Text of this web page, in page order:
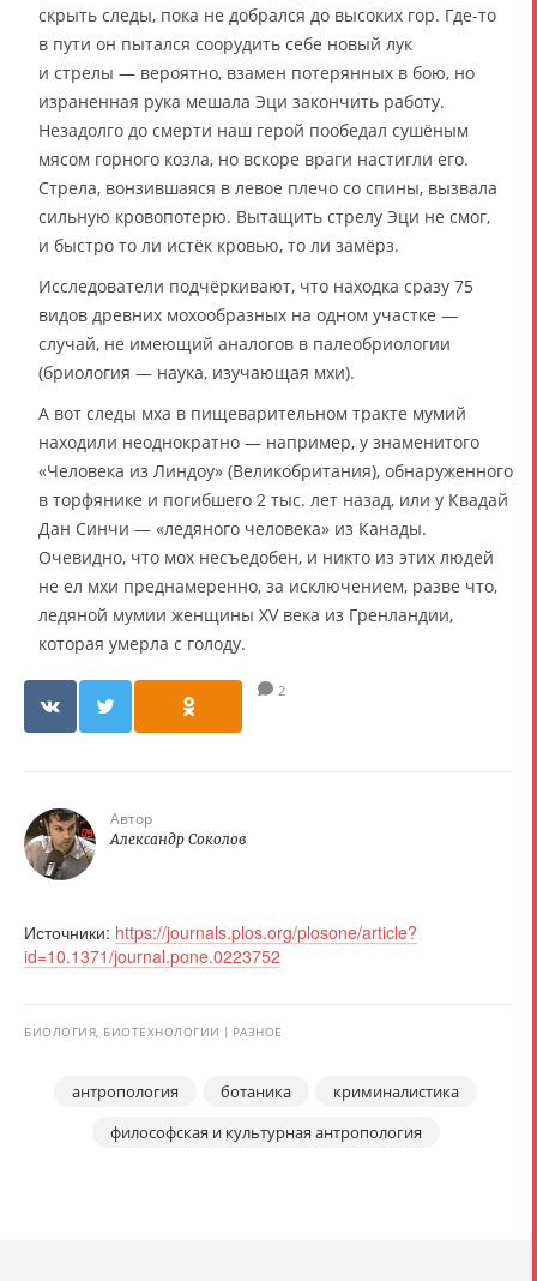
скрыть следы, пока не добрался до высоких гор. Где-то
в пути он пытался соорудить себе новый лук
и стрелы — вероятно, взамен потерянных в бою, но
израненная рука мешала Эци закончить работу.
Незадолго до смерти наш герой пообедал сушёным
мясом горного козла, но вскоре враги настигли его.
Стрела, вонзившаяся в левое плечо со спины, вызвала
сильную кровопотерю. Вытащить стрелу Эци не смог,
и быстро то ли истёк кровью, то ли замёрз.
Исследователи подчёркивают, что находка сразу 75
видов древних мохообразных на одном участке —
случай, не имеющий аналогов в палеобриологии
(бриология — наука, изучающая мхи).
А вот следы мха в пищеварительном тракте мумий
находили неоднократно — например, у знаменитого
«Человека из Линдоу» (Великобритания), обнаруженного
в торфянике и погибшего 2 тыс. лет назад, или у Квадай
Дан Синчи — «ледяного человека» из Канады.
Очевидно, что мох несъедобен, и никто из этих людей
не ел мхи преднамеренно, за исключением, разве что,
ледяной мумии женщины XV века из Гренландии,
которая умерла с голоду.
2
Автор
Александр Соколов
Источники: https://journals.plos.org/plosone/article?
id=10.1371/journal.pone.0223752
БИОЛОГИЯ, БИОТЕХНОЛОГИИ РАЗНОЕ
антропология ботаника
криминалистика
философская и культурная антропология